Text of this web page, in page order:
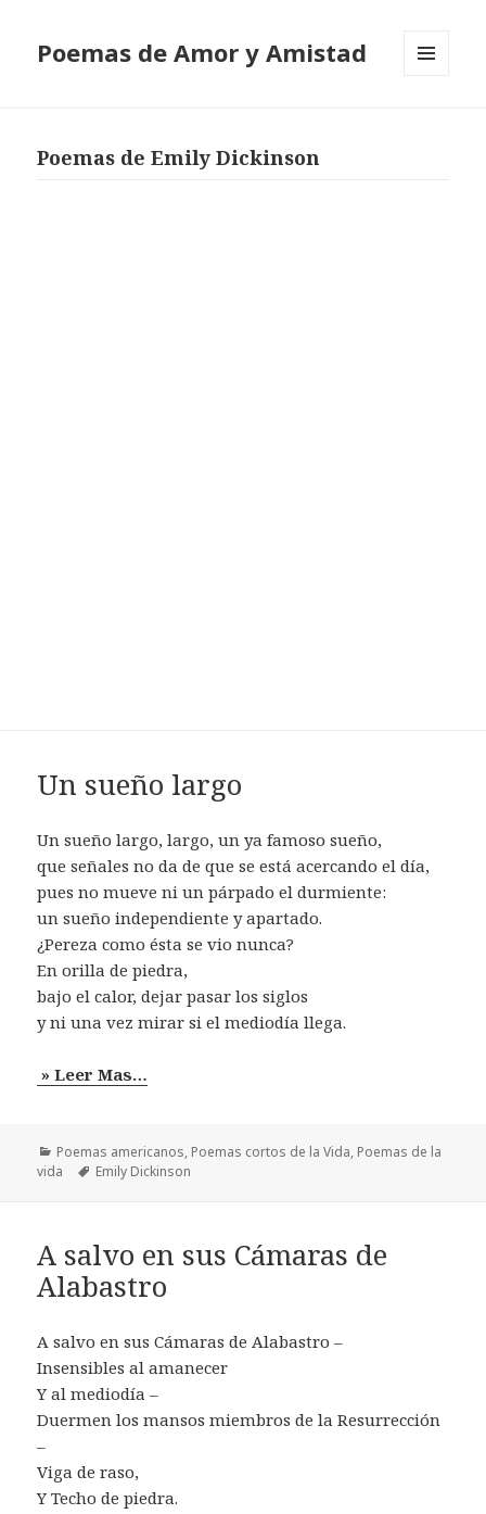
Poemas de Amor y Amistad
Poemas de Emily Dickinson
Un sueño largo
Un sueño largo, largo, un ya famoso sueño,
que señales no da de que se está acercando el día,
pues no mueve ni un párpado el durmiente:
un sueño independiente y apartado.
¿Pereza como ésta se vio nunca?
En orilla de piedra,
bajo el calor, dejar pasar los siglos
y ni una vez mirar si el mediodía llega.
» Leer Mas…
Categorías
Poemas americanos, Poemas cortos de la Vida, Poemas de la
vida
Etiquetas
Emily Dickinson
A salvo en sus Cámaras de
Alabastro
A salvo en sus Cámaras de Alabastro –
Insensibles al amanecer
Y al mediodía –
Duermen los mansos miembros de la Resurrección
–
Viga de raso,
Y Techo de piedra.